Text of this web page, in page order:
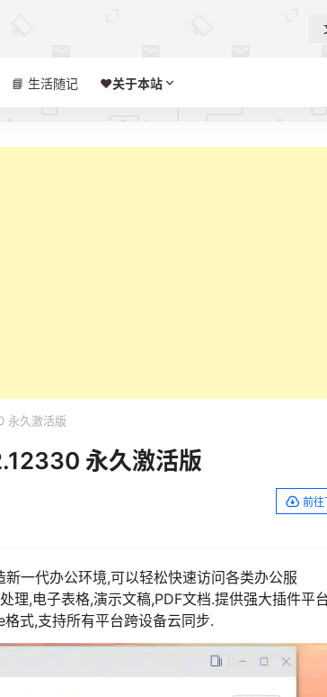
📘 生活随记 ❤️‍关于本站
永久激活版
永久激活版
前往
一代办公环境,可以轻松快速访问各类办公服
理,电子表格,演示文稿,PDF文档.提供强大插件平
式,支持所有平台跨设备云同步.